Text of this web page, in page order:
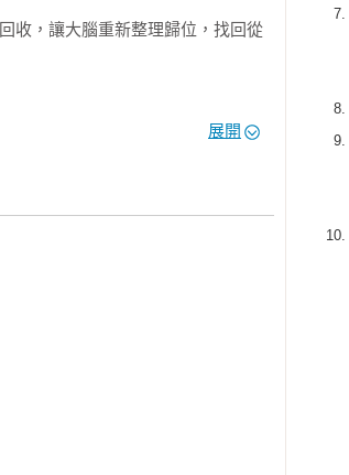
收，讓大腦重新整理歸位，找回從
息空檔或睡前時刻，都能立刻清空
入行動動能。
大腦的緊繃模式。
不易疲勞、可持續的專注模式。結
的同時，依然保有心靈的餘裕。
權
掃描，逐一指認出潛藏在生活縫隙
展開